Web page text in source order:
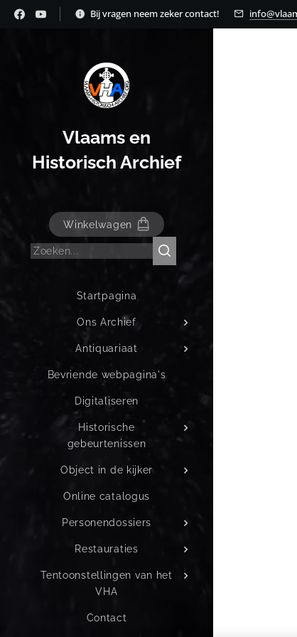
Bij vragen neem zeker contact!
Vlaams en
Historisch Archief
Winkelwagen
Startpagina
Ons Archief
Antiquariaat
Bevriende webpagina's
Digitaliseren
Historische
gebeurtenissen
Object in de kijker
Online catalogus
Personendossiers
Restauraties
Tentoonstellingen van het
VHA
Contact